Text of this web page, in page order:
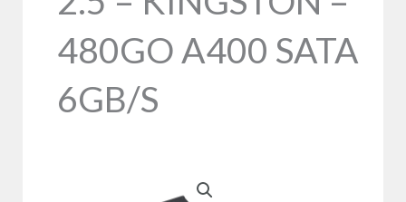
480GO A400 SATA
6GB/S